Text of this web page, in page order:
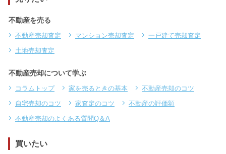
不動産を売る
不動産売却査定 マンション売却査定
一戸建て売却査定
土地売却査定
不動産売却について学ぶ
コラムトップ 家を売るときの基本
不動産売却のコツ
自宅売却のコツ
家査定のコツ
不動産の評価額
不動産売却のよくある質問Q＆A
買いたい